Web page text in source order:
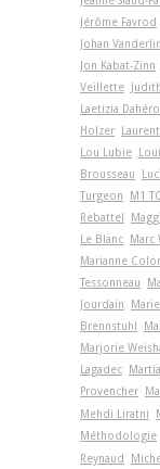
Jérôme Favrod
Johan
Jon Kabat-Zinn
Veillette
Laetizia
Holzer
Lou Lubie
Brousseau
Turgeon
M1
Rebattel
Le Blanc
Marc
Marianne
Tessonneau
Jourdain
Brennstuhl
Marjorie
Lagadec
Provencher
Mehdi Liratni
Méthodologie
Reynaud